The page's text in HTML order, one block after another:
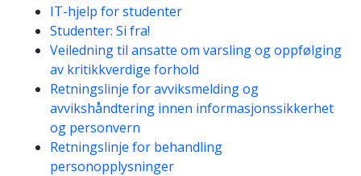
IT-hjelp for studenter
Studenter: Si fra!
Veiledning til ansatte om varsling og oppfølging
av kritikkverdige forhold
Retningslinje for avviksmelding og
avvikshåndtering innen informasjonssikkerhet
og personvern
Retningslinje for behandling
personopplysninger